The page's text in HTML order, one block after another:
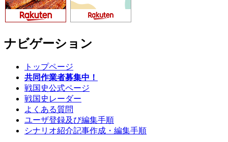
ナビゲーション
トップページ
共同作業者募集中！
戦国史公式ページ
戦国史レーダー
よくある質問
ユーザ登録及び編集手順
シナリオ紹介記事作成・編集手順